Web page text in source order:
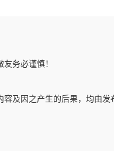
务必谨慎！
及因之产生的后果，均由发